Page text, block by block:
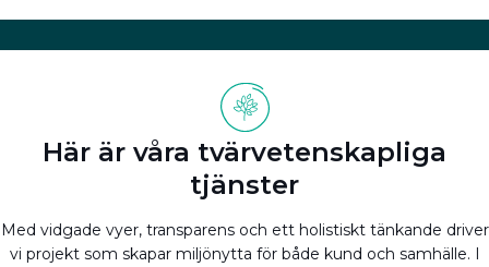
Här är våra tvärvetenskapliga
tjänster
Med vidgade vyer, transparens och ett holistiskt tänkande driver
vi projekt som skapar miljönytta för både kund och samhälle. I